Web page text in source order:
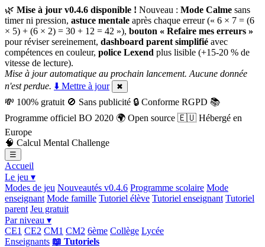
🌿 Mise à jour v0.4.6 disponible ! Nouveau : Mode Calme sans
timer ni pression, astuce mentale après chaque erreur (« 6 × 7 = (6
× 5) + (6 × 2) = 30 + 12 = 42 »), bouton « Refaire mes erreurs »
pour réviser sereinement, dashboard parent simplifié avec
compétences en couleur, police Lexend plus lisible (+15-20 % de
vitesse de lecture).
Mise à jour automatique au prochain lancement. Aucune donnée
n'est perdue. ⬇️ Mettre à jour ✖
💸 100% gratuit 🚫 Sans publicité 🔒 Conforme RGPD 📚
Programme officiel BO 2020 🌍 Open source 🇪🇺 Hébergé en
Europe
🧠 Calcul Mental Challenge
☰
Accueil
Le jeu ▾
Modes de jeu Nouveautés v0.4.6 Programme scolaire Mode
enseignant Mode famille Tutoriel élève Tutoriel enseignant Tutoriel
parent Jeu gratuit
Par niveau ▾
CE1 CE2 CM1 CM2 6ème Collège Lycée
Enseignants 📖 Tutoriels